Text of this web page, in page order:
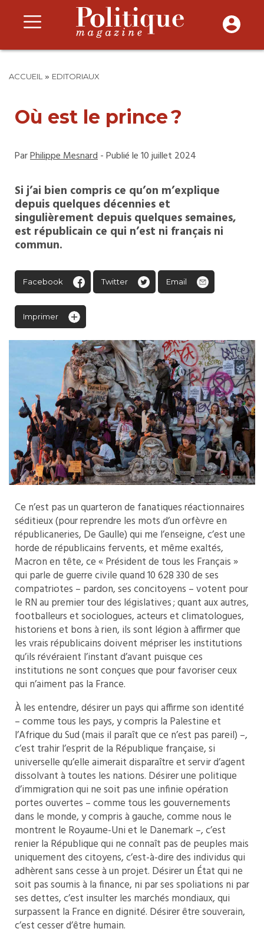
ACCUEIL » EDITORIAUX
Où est le prince ?
ParPhilippe Mesnard- Publié le 10 juillet 2024
Si j’ai bien compris ce qu’on m’explique
depuis quelques décennies et
singulièrement depuis quelques semaines,
est républicain ce qui n’est ni français ni
commun.
Facebook Twitter Email
Imprimer
Ce n’est pas un quarteron de fanatiques réactionnaires
séditieux (pour reprendre les mots d’un orfèvre en
républicaneries, De Gaulle) qui me l’enseigne, c’est une
horde de républicains fervents, et même exaltés,
Macron en tête, ce « Président de tous les Français »
qui parle de guerre civile quand 10 628 330 de ses
compatriotes – pardon, ses concitoyens – votent pour
le RN au premier tour des législatives ; quant aux autres,
footballeurs et sociologues, acteurs et climatologues,
historiens et bons à rien, ils sont légion à affirmer que
les vrais républicains doivent mépriser les institutions
qu’ils révéraient l’instant d’avant puisque ces
institutions ne sont conçues que pour favoriser ceux
qui n’aiment pas la France.
À les entendre, désirer un pays qui affirme son identité
– comme tous les pays, y compris la Palestine et
l’Afrique du Sud (mais il paraît que ce n’est pas pareil) –,
c’est trahir l’esprit de la République française, si
universelle qu’elle aimerait disparaître et servir d’agent
dissolvant à toutes les nations. Désirer une politique
d’immigration qui ne soit pas une infinie opération
portes ouvertes – comme tous les gouvernements
dans le monde, y compris à gauche, comme nous le
montrent le Royaume-Uni et le Danemark –, c’est
renier la République qui ne connaît pas de peuples mais
uniquement des citoyens, c’est-à-dire des individus qui
adhèrent sans cesse à un projet. Désirer un État qui ne
soit pas soumis à la finance, ni par ses spoliations ni par
ses dettes, c’est insulter les marchés mondiaux, qui
surpassent la France en dignité. Désirer être souverain,
c’est cesser d’être humain.